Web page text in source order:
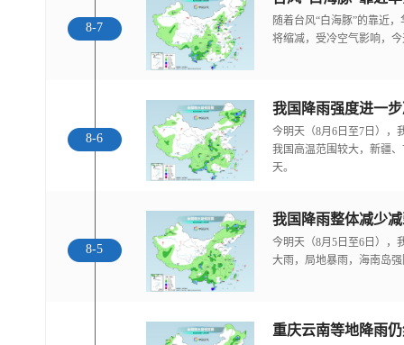
8-7
随着台风“白海豚”的靠近
将缩减，受冷空气影响，
8-6
今明天（8月6日至7日），
我国高温范围较大，新疆
天。
8-5
我国降雨整体减少
今明天（8月5日至6日），
大雨，局地暴雨，海南岛
重庆云南等地降雨